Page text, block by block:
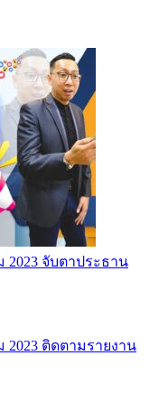
2023 จับตาประธาน
2023 ติดตามรายงาน